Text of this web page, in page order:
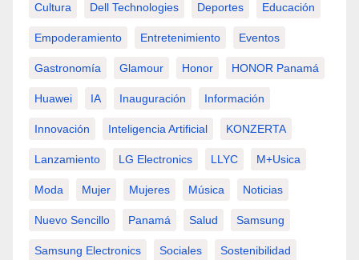
Cultura Dell Technologies Deportes Educación
Empoderamiento Entretenimiento Eventos
Gastronomía Glamour Honor HONOR Panamá
Huawei IA Inauguración Información
Innovación Inteligencia Artificial KONZERTA
Lanzamiento LG Electronics LLYC M+usica
Moda Mujer Mujeres Música Noticias
Nuevo Sencillo Panamá Salud Samsung
Samsung Electronics Sociales Sostenibilidad